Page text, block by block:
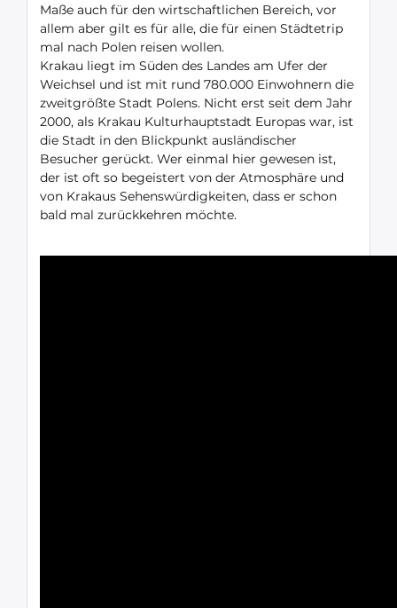
Maße auch für den wirtschaftlichen Bereich, vor
allem aber gilt es für alle, die für einen Städtetrip
mal nach Polen reisen wollen.
Krakau liegt im Süden des Landes am Ufer der
Weichsel und ist mit rund 780.000 Einwohnern die
zweitgrößte Stadt Polens. Nicht erst seit dem Jahr
2000, als Krakau Kulturhauptstadt Europas war, ist
die Stadt in den Blickpunkt ausländischer
Besucher gerückt. Wer einmal hier gewesen ist,
der ist oft so begeistert von der Atmosphäre und
von Krakaus Sehenswürdigkeiten, dass er schon
bald mal zurückkehren möchte.